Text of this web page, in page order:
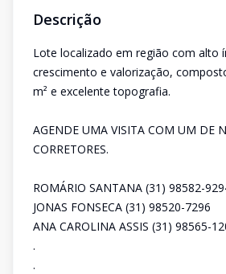
Descrição
Lote localizado em região com alto
crescimento e valorização,
m² e excelente topografia.
AGENDE UMA VISITA COM UM DE
CORRETORES.
ROMÁRIO SANTANA (31) 98582-
JONAS FONSECA (31) 98520-7296
ANA CAROLINA ASSIS (31) 98565-
.
.